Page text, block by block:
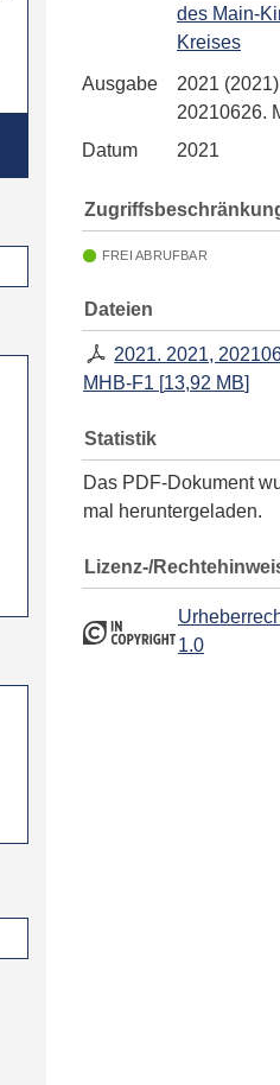
des Main-
Kreises
Ausgabe
2021 (2021)
20210626.
Datum
2021
FREI ABRUFBAR
Dateien
2021. 2021,
MHB-F1 [13,92 MB]
Statistik
Das PDF-Dokument
mal heruntergeladen.
Lizenz-/
1.0